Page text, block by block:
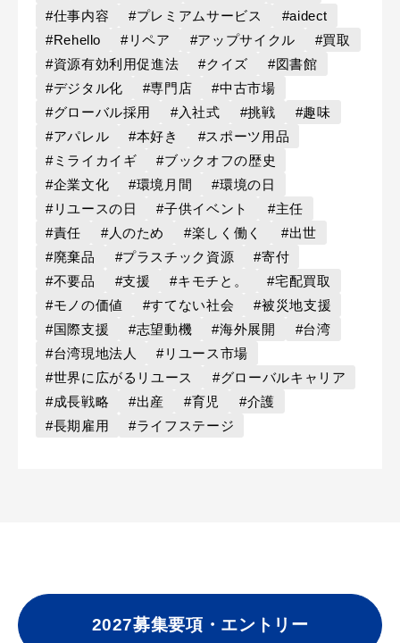
#仕事内容
#プレミアムサービス
#aidect
#Rehello
#リペア #アップサイクル
#買取
#資源有効利用促進法
#クイズ
#図書館
#デジタル化
#専門店
#中古市場
#グローバル採用
#入社式 #挑戦
#趣味
#アパレル
#本好き
#スポーツ用品
#ミライカイギ
#ブックオフの歴史
#企業文化
#環境月間
#環境の日
#リユースの日
#子供イベント
#主任
#責任
#人のため #楽しく働く
#出世
#廃棄品
#プラスチック資源
#寄付
#不要品
#支援 #キモチと。
#宅配買取
#モノの価値
#すてない社会
#被災地支援
#国際支援
#志望動機 #海外展開
#台湾
#台湾現地法人
#リユース市場
#世界に広がるリユース
#グローバルキャリア
#成長戦略
#出産 #育児
#介護
#長期雇用
#ライフステージ
2027募集要項・エントリー